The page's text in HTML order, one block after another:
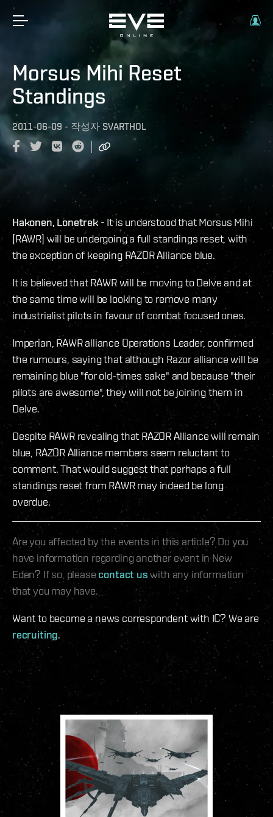
Morsus Mihi Reset
Standings
2011-06-09 - 작성자 SVARTHOL
Hakonen, Lonetrek- It is understood that Morsus Mihi
[RAWR] will be undergoing a full standings reset, with
the exception of keeping RAZOR Alliance blue.
It is believed that RAWR will be moving to Delve and at
the same time will be looking to remove many
industrialist pilots in favour of combat focused ones.
Imperian, RAWR alliance Operations Leader, confirmed
the rumours, saying that although Razor alliance will be
remaining blue "for old-times sake" and because "their
pilots are awesome", they will not be joining them in
Delve.
Despite RAWR revealing that RAZOR Alliance will remain
blue, RAZOR Alliance members seem reluctant to
comment. That would suggest that perhaps a full
standings reset from RAWR may indeed be long
overdue.
Are you affected by the events in this article? Do you
have information regarding another event in New
Eden? If so, please contact us with any information
that you may have.
Want to become a news correspondent with IC? We are
recruiting.